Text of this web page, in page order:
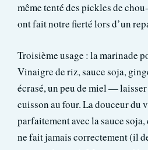
même tenté des pickles de
ont fait notre fierté lors d’un
Troisième usage : la marinade
Vinaigre de riz, sauce soja,
écrasé, un peu de miel —
cuisson au four. La douceur du
parfaitement avec la sauce
ne fait jamais correctement (il